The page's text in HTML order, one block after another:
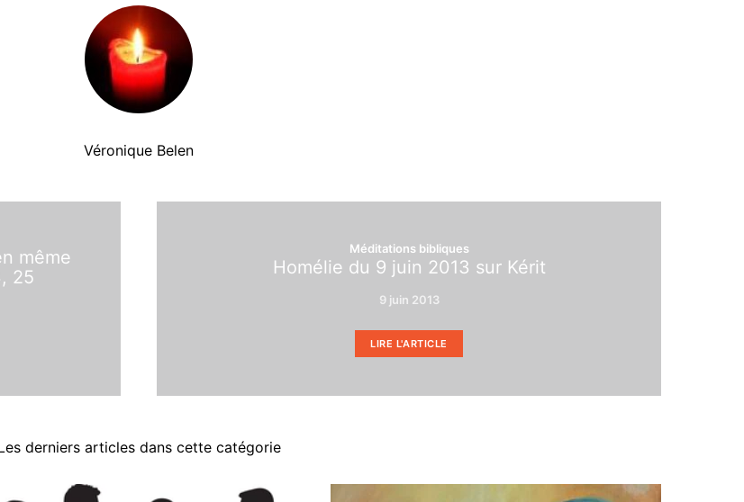
Véronique Belen
même
25
Méditations bibliques
Homélie du 9 juin 2013 sur Kérit
9 juin 2013
LIRE L'ARTICLE
derniers articles dans cette catégorie